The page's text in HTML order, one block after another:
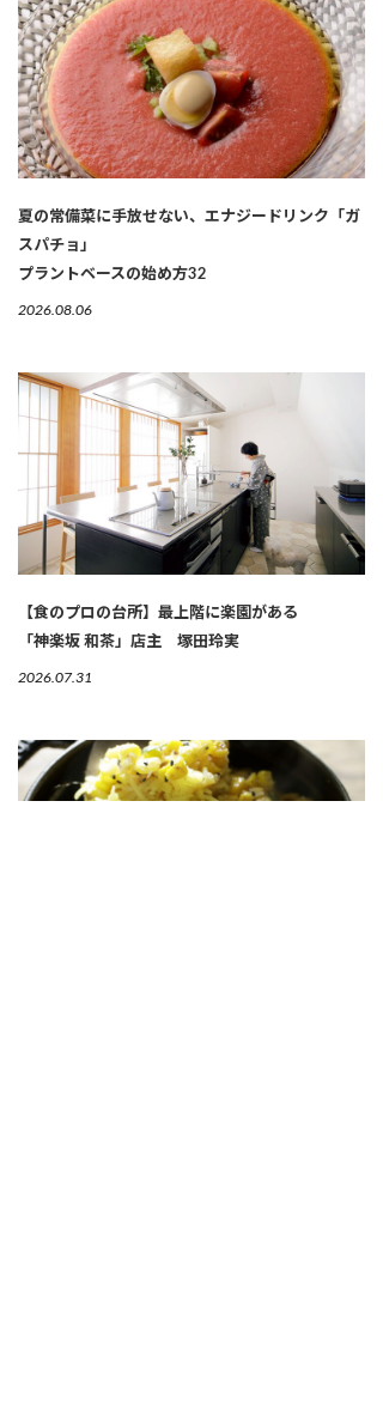
夏の常備菜に手放せない、エナジードリンク「ガ
スパチョ」
プラントベースの始め方32
2026.08.06
【食のプロの台所】最上階に楽園がある
「神楽坂 和茶」店主 塚田玲実
2026.07.31